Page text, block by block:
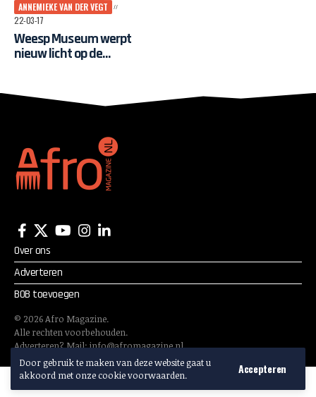
Door gebruik te maken van deze website gaat u
akkoord met onze cookie voorwaarden.
Accepteren
ANNEMIEKE VAN DER VEGT
22-03-17
Weesp Museum werpt
nieuw licht op de
Over ons
Adverteren
BOB toevoegen
© 2026Afro Magazine.
Alle rechten voorbehouden.
Adverteren? Mail:info@afromagazine.nl